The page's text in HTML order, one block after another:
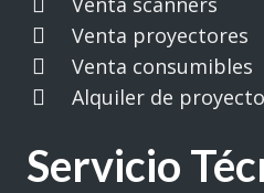
Venta proyectores
Venta consumibles
Alquiler de
Servicio